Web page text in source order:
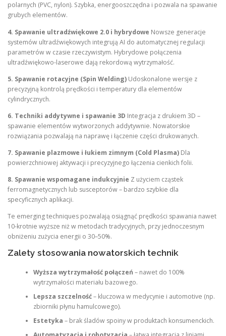
polarnych (PVC, nylon). Szybka, energooszczędna i pozwala na spawanie
grubych elementów.
4. Spawanie ultradźwiękowe 2.0 i hybrydowe Nowsze generacje
systemów ultradźwiękowych integrują AI do automatycznej regulacji
parametrów w czasie rzeczywistym. Hybrydowe połączenia
ultradźwiękowo-laserowe dają rekordową wytrzymałość.
5. Spawanie rotacyjne (Spin Welding) Udoskonalone wersje z
precyzyjną kontrolą prędkości i temperatury dla elementów
cylindrycznych.
6. Techniki addytywne i spawanie 3D Integracja z drukiem 3D –
spawanie elementów wytworzonych addytywnie. Nowatorskie
rozwiązania pozwalają na naprawę i łączenie części drukowanych.
7. Spawanie plazmowe i łukiem zimnym (Cold Plasma) Dla
powierzchniowej aktywacji i precyzyjnego łączenia cienkich folii.
8. Spawanie wspomagane indukcyjnie Z użyciem cząstek
ferromagnetycznych lub susceptorów – bardzo szybkie dla
specyficznych aplikacji.
Te emerging techniques pozwalają osiągnąć prędkości spawania nawet
10-krotnie wyższe niż w metodach tradycyjnych, przy jednoczesnym
obniżeniu zużycia energii o 30–50%.
Zalety stosowania nowatorskich technik
Wyższa wytrzymałość połączeń – nawet do 100%
wytrzymałości materiału bazowego.
Lepsza szczelność– kluczowa w medycynie i automotive (np.
zbiorniki płynu hamulcowego).
Estetyka – brak śladów spoiny w produktach konsumenckich.